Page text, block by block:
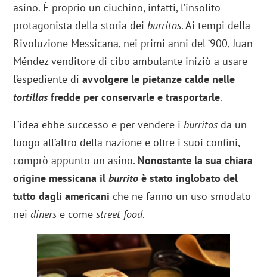
asino. È proprio un ciuchino, infatti, l’insolito
protagonista della storia dei burritos. Ai tempi della
Rivoluzione Messicana, nei primi anni del ‘900, Juan
Méndez venditore di cibo ambulante iniziò a usare
l’espediente diavvolgere le pietanze calde nelle
tortillas fredde per conservarle e trasportarle.
L’idea ebbe successo e per vendere i burritos da un
luogo all’altro della nazione e oltre i suoi confini,
comprò appunto un asino. Nonostante la sua chiara
origine messicana ilburrito è stato inglobato del
tutto dagli americani che ne fanno un uso smodato
nei diners e comestreet food.